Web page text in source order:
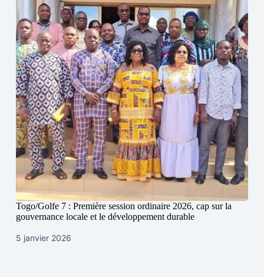
Togo/Golfe 7 : Première session ordinaire 2026, cap sur la
gouvernance locale et le développement durable
5 janvier 2026